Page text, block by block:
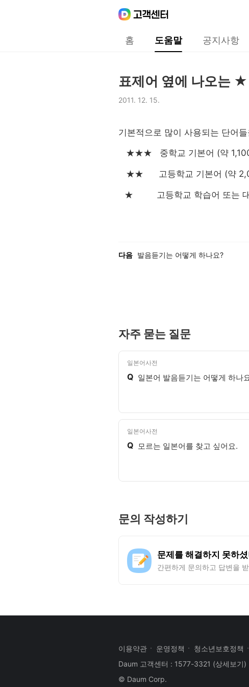
홈 도움말 공지사항
표제어 옆에 나오는
2011. 12. 15.
기본적으로 많이 사용되는 단어
★★★ 중학교 기본어 (약
★★ 고등학교 기본어 (약
★ 고등학교 학습어 또는
다음 발음듣기는 어떻게 하나요?
자주 묻는 질문
일본어사전
Q 일본어 발음듣기는 어떻게 하나
일본어사전
Q 모르는 일본어를 찾고 싶어요.
문의 작성하기
문제를 해결하지 못하
간편하게 문의하고 답변을
이용약관 운영정책 청소년보호정책
Daum 고객센터 : 1577-3321 (상세보기)
© Daum Corp.